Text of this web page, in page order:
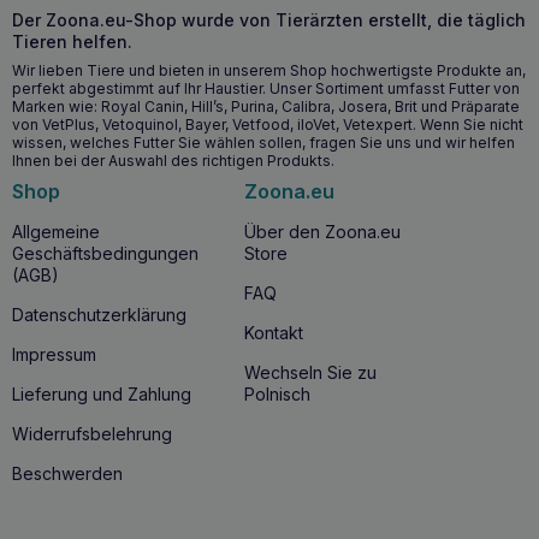
werden?
Das Futter wird für Hunde kleiner
die mit gastrointestinalen Störungenzu kämpfen haben
,insbesondere bei HyperlipidämieoderPankreatitis. Es
wird nicht für Welpen, trächtige oder säugende Hündinnen
empfohlen.
EMPFOHLEN FÜR:
– Hyperlipidämie
– Lymphangiektasie, transudative Enteropathie
– Endokrine Pankreasinsuffizienz
– Verzögerte Magenentleerung, Ösophagitis
– Akute und chronische Diarrhöe1
– Trächtigkeit, Laktation,
Wachstumsphase
benötigen.
Angemessener FIBERGEHALT
Der Zoona.eu-Shop wurde von Tierärzten erstellt, die täglich
Tieren helfen.
Wir lieben Tiere und bieten in unserem Shop hochwertigste Produkte an,
perfekt abgestimmt auf Ihr Haustier. Unser Sortiment umfasst Futter von
Marken wie: Royal Canin, Hill’s, Purina, Calibra, Josera, Brit und Präparate
von VetPlus, Vetoquinol, Bayer, Vetfood, iloVet, Vetexpert. Wenn Sie nicht
wissen, welches Futter Sie wählen sollen, fragen Sie uns und wir helfen
Ihnen bei der Auswahl des richtigen Produkts.
Shop
Allgemeine
Geschäftsbedingungen
(AGB)
Datenschutzerklärung
Impressum
Lieferung und Zahlung
Widerrufsbelehrung
Beschwerden
Zoona.eu
Über den Zoona.eu
Store
FAQ
Kontakt
Wechseln Sie zu
Polnisch